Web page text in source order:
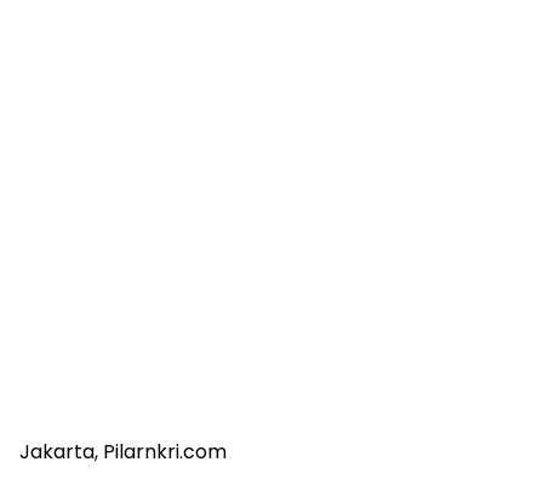
Jakarta, Pilarnkri.com